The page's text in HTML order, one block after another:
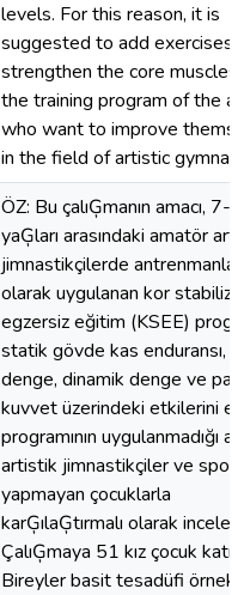
levels. For this reason, it is
suggested to add exercises
strengthen the core muscles
the training program of the
who want to improve
in the field of artistic
ÖZ: Bu çalıĢmanın amacı, 7-9
yaĢları arasındaki amatör
jimnastikçilerde
olarak uygulanan kor
egzersiz eğitim (KSEE)
statik gövde kas enduransı,
denge, dinamik denge ve
kuvvet üzerindeki etkilerini
programının uygulanmadığı
artistik jimnastikçiler ve spor
yapmayan çocuklarla
karĢılaĢtırmalı olarak
ÇalıĢmaya 51 kız çocuk
Bireyler basit tesadüfi